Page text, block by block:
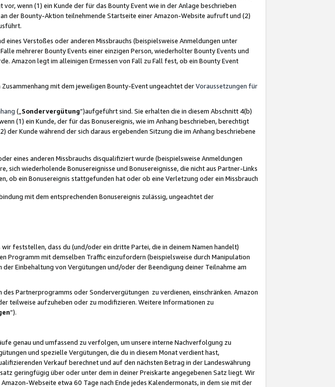
wenn (1) ein Kunde der für das Bounty Event wie in der Anlage beschrieben
der Bounty-Aktion teilnehmende Startseite einer Amazon-Website aufruft und (2)
Verstoßes oder anderen Missbrauchs (beispielsweise Anmeldungen unter
mehrerer Bounty Events einer einzigen Person, wiederholter Bounty Events und
Amazon legt im alleinigen Ermessen von Fall zu Fall fest, ob ein Bounty Event
mit dem jeweiligen Bounty-Event ungeachtet derVoraussetzungen für
(„ Sondervergütung“)aufgeführt sind. Sie erhalten die in diesem Abschnitt 4(b)
(1) ein Kunde, der für das Bonusereignis, wie im Anhang beschrieben, berechtigt
Kunde während der sich daraus ergebenden Sitzung die im Anhang beschriebene
eines anderen Missbrauchs disqualifiziert wurde (beispielsweise Anmeldungen
wiederholende Bonusereignisse und Bonusereignisse, die nicht aus Partner-Links
ob ein Bonusereignis stattgefunden hat oder ob eine Verletzung oder ein Missbrauch
mit dem entsprechenden Bonusereignis zulässig, ungeachtet der
feststellen, dass du (und/oder ein dritte Partei, die in deinem Namen handelt)
Programm mit demselben Traffic einzufordern (beispielsweise durch Manipulation
Einbehaltung von Vergütungen und/oder der Beendigung deiner Teilnahme am
Partnerprogramms oder Sondervergütungen zu verdienen, einschränken. Amazon
teilweise aufzuheben oder zu modifizieren. Weitere Informationen zu
“).
genau und umfassend zu verfolgen, um unsere interne Nachverfolgung zu
und spezielle Vergütungen, die du in diesem Monat verdient hast,
Verkauf berechnet und auf den nächsten Betrag in der Landeswährung
geringfügig über oder unter dem in deiner Preiskarte angegebenen Satz liegt. Wir
Webseite etwa 60 Tage nach Ende jedes Kalendermonats, in dem sie mit der